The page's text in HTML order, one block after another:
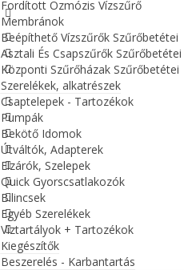
Fordított Ozmózis Vízszűrő
Membránok
Beépíthető Vízszűrők Szűrőbetétei
Asztali És Csapszűrők Szűrőbetétei
Központi Szűrőházak Szűrőbetétei
Szerelékek, alkatrészek
Csaptelepek - Tartozékok
Pumpák
Bekötő Idomok
Útváltók, Adapterek
Elzárók, Szelepek
Quick Gyorscsatlakozók
Bilincsek
Egyéb Szerelékek
Víztartályok + Tartozékok
Kiegészítők
Beszerelés - Karbantartás